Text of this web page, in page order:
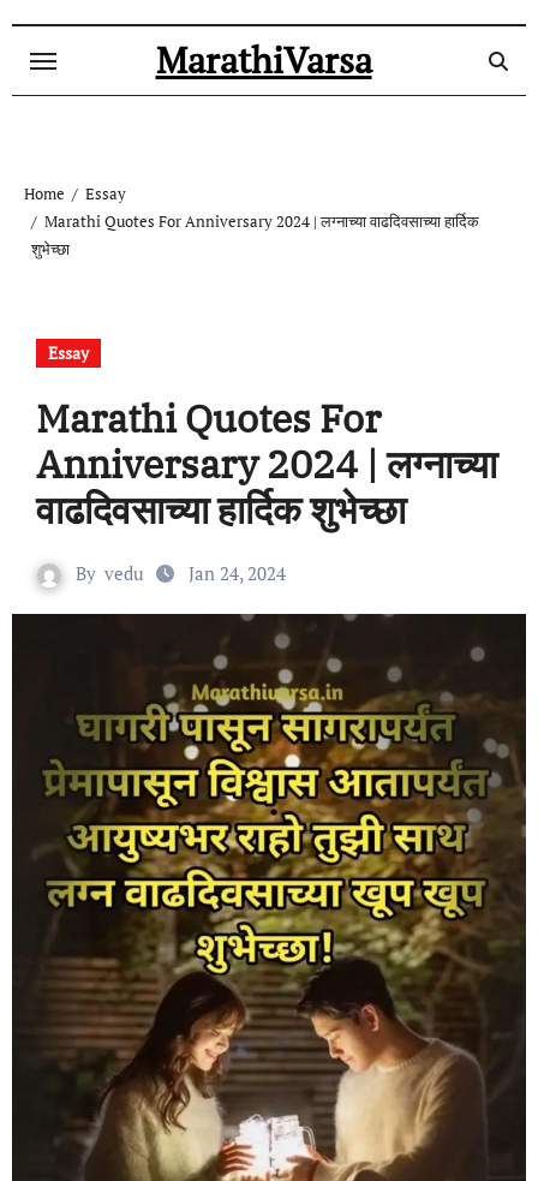
MarathiVarsa
Home
Essay
Marathi Quotes For Anniversary 2024 | लग्नाच्या वाढदिवसाच्या हार्दिक
शुभेच्छा
Essay
Marathi Quotes For
Anniversary 2024 | लग्नाच्या
वाढदिवसाच्या हार्दिक शुभेच्छा
By vedu Jan 24, 2024